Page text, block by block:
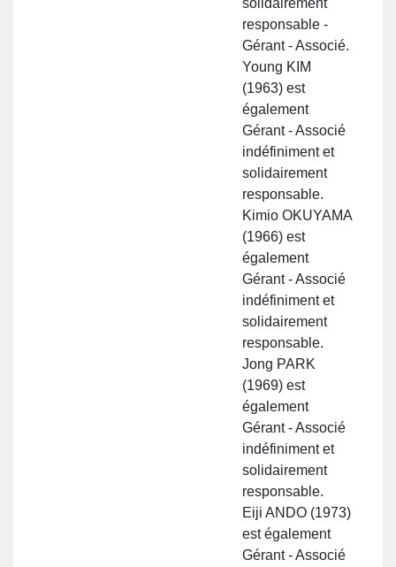
responsable -
Gérant - Associé.
Young KIM
(1963) est
également
Gérant - Associé
indéfiniment et
solidairement
responsable.
Kimio OKUYAMA
(1966) est
également
Gérant - Associé
indéfiniment et
solidairement
responsable.
Jong PARK
(1969) est
également
Gérant - Associé
indéfiniment et
solidairement
responsable.
Eiji ANDO (1973)
est également
Gérant - Associé